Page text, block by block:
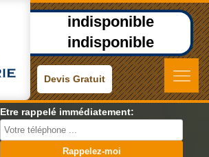
indisponible
indisponible
Devis Gratuit
Etre rappelé immédiatement: